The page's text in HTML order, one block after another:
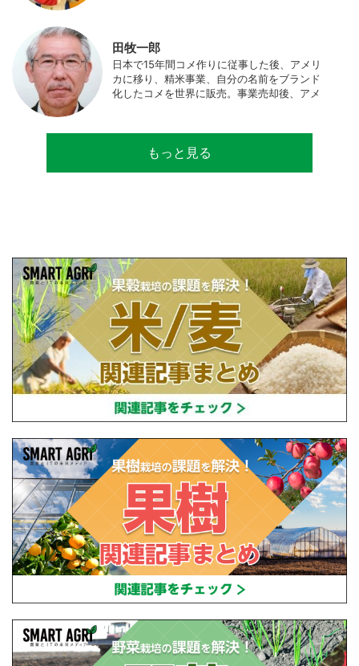
田牧一郎
日本で15年間コメ作りに従事した後、アメリ
カに移り、精米事業、自分の名前をブランド
化したコメを世界に販売。事業売却後、アメ
サルティングとして関わり、企業などの依頼
で世界12カ国の良質米生産可能産地を訪問調
もっと見る